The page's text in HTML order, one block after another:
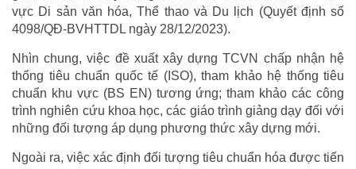
vực Di sản văn hóa, Thể thao và Du lịch (Quyết định số
4098/QĐ-BVHTTDL ngày 28/12/2023).
Nhìn chung, việc đề xuất xây dựng TCVN chấp nhận hệ
thống tiêu chuẩn quốc tế (ISO), tham khảo hệ thống tiêu
chuẩn khu vực (BS EN) tương ứng; tham khảo các công
trình nghiên cứu khoa học, các giáo trình giảng dạy đối với
những đối tượng áp dụng phương thức xây dựng mới.
Ngoài ra, việc xác định đối tượng tiêu chuẩn hóa được tiến